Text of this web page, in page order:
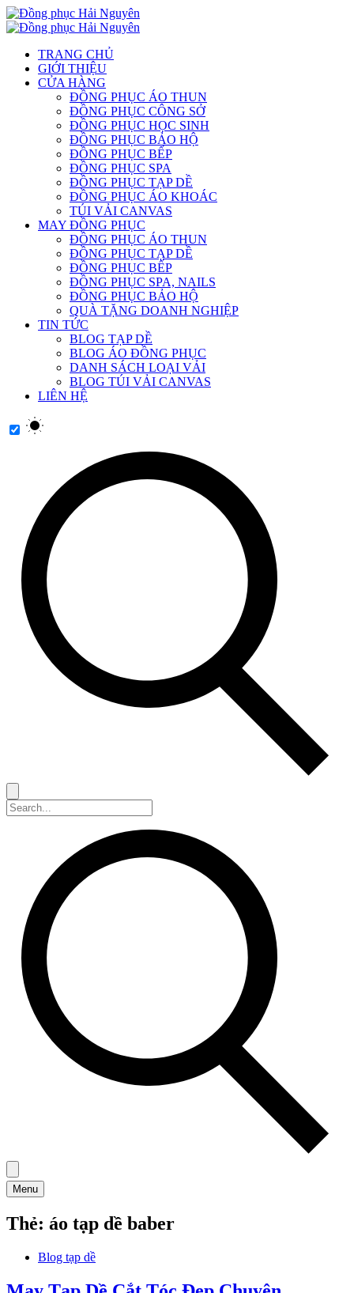
TRANG CHỦ
GIỚI THIỆU
CỬA HÀNG
ĐỒNG PHỤC ÁO THUN
ĐỒNG PHỤC CÔNG SỞ
ĐỒNG PHỤC HỌC SINH
ĐỒNG PHỤC BẢO HỘ
ĐỒNG PHỤC BẾP
ĐỒNG PHỤC SPA
ĐỒNG PHỤC TẠP DỀ
ĐỒNG PHỤC ÁO KHOÁC
TÚI VẢI CANVAS
MAY ĐỒNG PHỤC
ĐỒNG PHỤC ÁO THUN
ĐỒNG PHỤC TẠP DỀ
ĐỒNG PHỤC BẾP
ĐỒNG PHỤC SPA, NAILS
ĐỒNG PHỤC BẢO HỘ
QUÀ TẶNG DOANH NGHIỆP
TIN TỨC
BLOG TẠP DỀ
BLOG ÁO ĐỒNG PHỤC
DANH SÁCH LOẠI VẢI
BLOG TÚI VẢI CANVAS
LIÊN HỆ
Menu
Thẻ: áo tạp dề baber
Blog tạp dề